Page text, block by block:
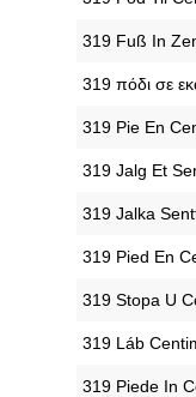
‎319 Fuß In
‎319 πόδι σε
‎319 Pie En
‎319 Jalg Et
‎319 Jalka
‎319 Pied En
‎319 Stopa U
‎319 Láb
‎319 Piede In